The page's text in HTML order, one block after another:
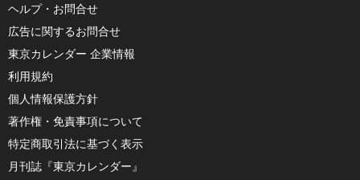
ヘルプ・お問合せ
広告に関するお問合せ
東京カレンダー 企業情報
利用規約
個人情報保護方針
著作権・免責事項について
特定商取引法に基づく表示
月刊誌『東京カレンダー』